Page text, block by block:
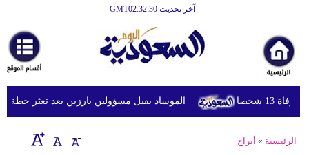
آخر تحديث GMT02:32:30
أخبارعاجلة
رياضة
ثقافة
إقتصاد
الموساد يقيل مسؤولين بارزين بعد تعثر خطة شخصا
الرئيسية » أبراج